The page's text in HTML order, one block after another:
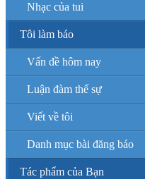
Nhạc của tui
Tôi làm báo
Vấn đề hôm nay
Luận đàm thế sự
Viết về tôi
Danh mục bài đăng báo
Tác phẩm của Bạn